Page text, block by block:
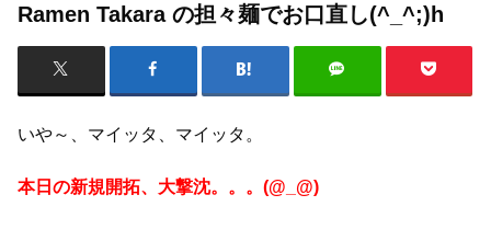
Ramen Takara の担々麺でお口直し(^_^;)h
いや～、マイッタ、マイッタ。
本日の新規開拓、大撃沈。。。(@_@)